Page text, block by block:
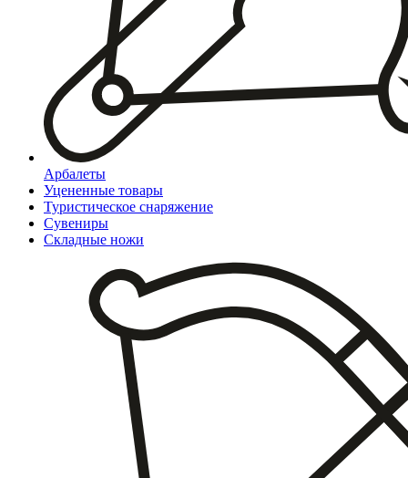
Арбалеты
Уцененные товары
Туристическое снаряжение
Сувениры
Складные ножи